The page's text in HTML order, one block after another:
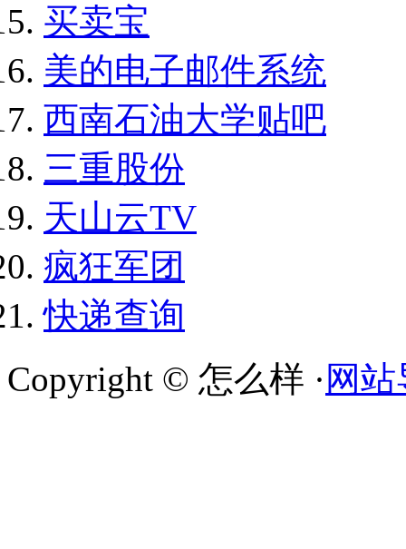
买卖宝
美的电子邮件系统
西南石油大学贴吧
三重股份
天山云TV
疯狂军团
快递查询
Copyright © 怎么样 · 网